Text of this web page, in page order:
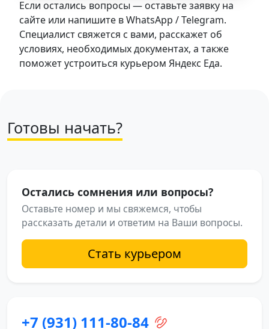
Если остались вопросы — оставьте заявку на
сайте или напишите в WhatsApp / Telegram.
Специалист свяжется с вами, расскажет об
условиях, необходимых документах, а также
поможет устроиться курьером Яндекс Еда.
Готовы начать?
Остались сомнения или вопросы?
Оставьте номер и мы свяжемся, чтобы
рассказать детали и ответим на Ваши вопросы.
Стать курьером
+7 (931) 111-80-84